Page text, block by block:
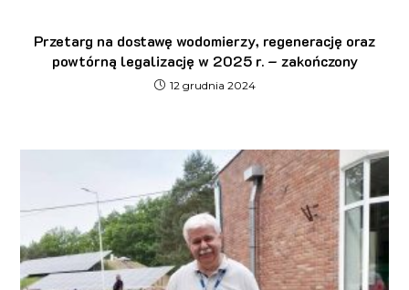
Przetarg na dostawę wodomierzy, regenerację oraz
powtórną legalizację w 2025 r. – zakończony
12 grudnia 2024